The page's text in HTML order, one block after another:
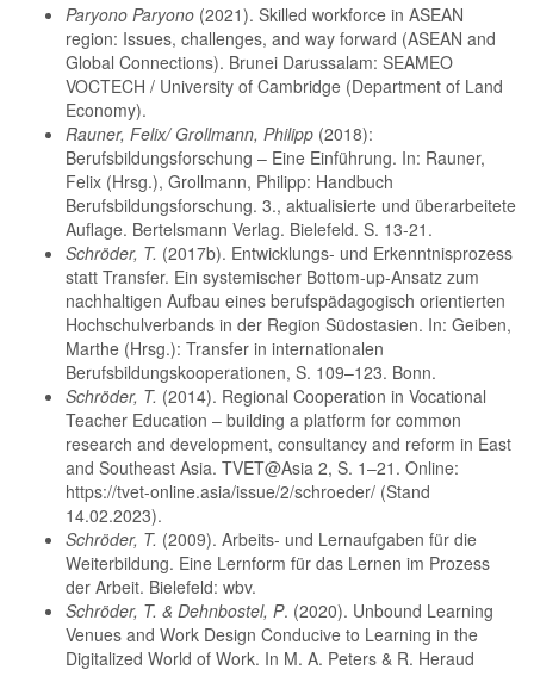
Paryono Paryono (2021). Skilled workforce in ASEAN
region: Issues, challenges, and way forward (ASEAN and
Global Connections). Brunei Darussalam: SEAMEO
VOCTECH / University of Cambridge (Department of Land
Economy).
Rauner, Felix/ Grollmann, Philipp (2018):
Berufsbildungsforschung – Eine Einführung. In: Rauner,
Felix (Hrsg.), Grollmann, Philipp: Handbuch
Berufsbildungsforschung. 3., aktualisierte und überarbeitete
Auflage. Bertelsmann Verlag. Bielefeld. S. 13-21.
Schröder, T. (2017b). Entwicklungs- und Erkenntnisprozess
statt Transfer. Ein systemischer Bottom-up-Ansatz zum
nachhaltigen Aufbau eines berufspädagogisch orientierten
Hochschulverbands in der Region Südostasien. In: Geiben,
Marthe (Hrsg.): Transfer in internationalen
Berufsbildungskooperationen, S. 109–123. Bonn.
Schröder, T. (2014). Regional Cooperation in Vocational
Teacher Education – building a platform for common
research and development, consultancy and reform in East
and Southeast Asia. TVET@Asia 2, S. 1–21. Online:
https://tvet-online.asia/issue/2/schroeder/ (Stand
14.02.2023).
Schröder, T. (2009). Arbeits- und Lernaufgaben für die
Weiterbildung. Eine Lernform für das Lernen im Prozess
der Arbeit. Bielefeld: wbv.
Schröder, T. & Dehnbostel, P. (2020). Unbound Learning
Venues and Work Design Conducive to Learning in the
Digitalized World of Work. In M. A. Peters & R. Heraud